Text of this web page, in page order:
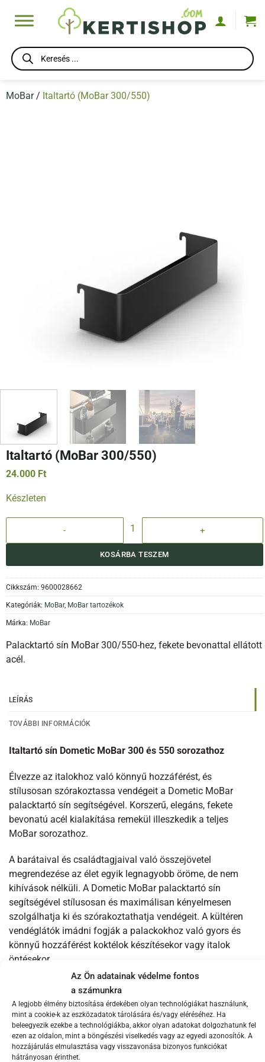
Az Ön adatainak védelme fontos
a számunkra
A legjobb élmény biztosítása érdekében olyan technológiákat használunk,
mint a cookie-k az eszközadatok tárolására és/vagy eléréséhez. Ha
beleegyezik ezekbe a technológiákba, akkor olyan adatokat dolgozhatunk fel
ezen az oldalon, mint a böngészési viselkedés vagy az egyedi azonosítók. A
hozzájárulás elmulasztása vagy visszavonása bizonyos funkciókat
hátrányosan érinthet.
Products
search
MoBar/ Italtartó (MoBar 300/550)
Italtartó (MoBar 300/550)
24.000 Ft
Készleten
Italtartó (MoBar 300/550) mennyiség
KOSÁRBA TESZEM
Cikkszám: 9600028662
Kategóriák: MoBar, MoBar tartozékok
Márka: MoBar
Palacktartó sín MoBar 300/550-hez, fekete bevonattal ellátott
acél.
LEÍRÁS
TOVÁBBI INFORMÁCIÓK
Italtartó sín Dometic MoBar 300 és 550 sorozathoz
Élvezze az italokhoz való könnyű hozzáférést, és
stílusosan szórakoztassa vendégeit a Dometic MoBar
palacktartó sín segítségével. Korszerű, elegáns, fekete
bevonatú acél kialakítása remekül illeszkedik a teljes
MoBar sorozathoz.
A barátaival és családtagjaival való összejövetel
megrendezése az élet egyik legnagyobb öröme, de nem
kihívások nélküli. A Dometic MoBar palacktartó sín
segítségével stílusosan és maximálisan kényelmesen
szolgálhatja ki és szórakoztathatja vendégeit. A kültéren
vendéglátók imádni fogják a palackokhoz való gyors és
könnyű hozzáférést koktélok készítésekor vagy italok
öntésekor.
Kényelmesen, stílusosan szolgálja ki vendégeit
Korszerű kivitel, elegáns, fekete bevonatú acélból
Legfeljebb 6 üveg bor vagy szeszes ital befogadására
tervezték
Zord kültéri környezetekre tervezték